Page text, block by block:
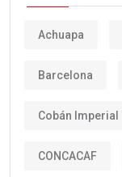
Achuapa
Barcelona
Cobán Imperial
CONCACAF